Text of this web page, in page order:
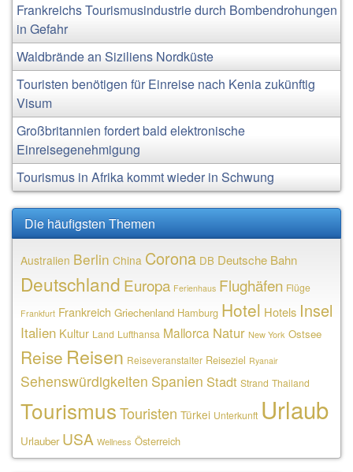
Frankreichs Tourismusindustrie durch Bombendrohungen
in Gefahr
Waldbrände an Siziliens Nordküste
Touristen benötigen für Einreise nach Kenia zukünftig
Visum
Großbritannien fordert bald elektronische
Einreisegenehmigung
Tourismus in Afrika kommt wieder in Schwung
Die häufigsten Themen
Australien Berlin China Corona DB Deutsche Bahn
Deutschland Europa Ferienhaus Flughäfen Flüge
Frankfurt Frankreich Griechenland Hamburg Hotel Hotels Insel
Italien Kultur Land Lufthansa Mallorca Natur New York Ostsee
Reise Reisen Reiseveranstalter Reiseziel Ryanair
Sehenswürdigkeiten Spanien Stadt Strand Thailand
TourismusTouristen Türkei Unterkunft Urlaub
Urlauber USA Wellness Österreich